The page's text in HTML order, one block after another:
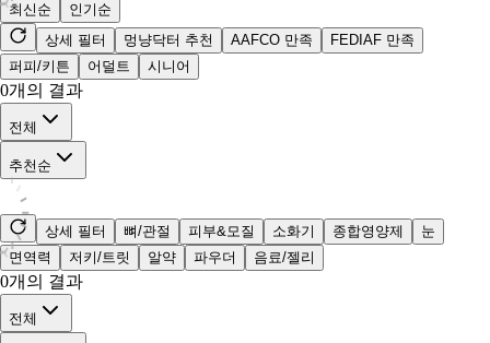
최신순
인기순
상세 필터
멍냥닥터 추천 AAFCO 만족
FEDIAF 만족
퍼피/키튼
어덜트 시니어
0개의 결과
전체
추천순
상세 필터 뼈/관절 피부&모질 소화기 종합영양제
눈
면역력
저키/트릿 알약 파우더 음료/젤리
0개의 결과
전체